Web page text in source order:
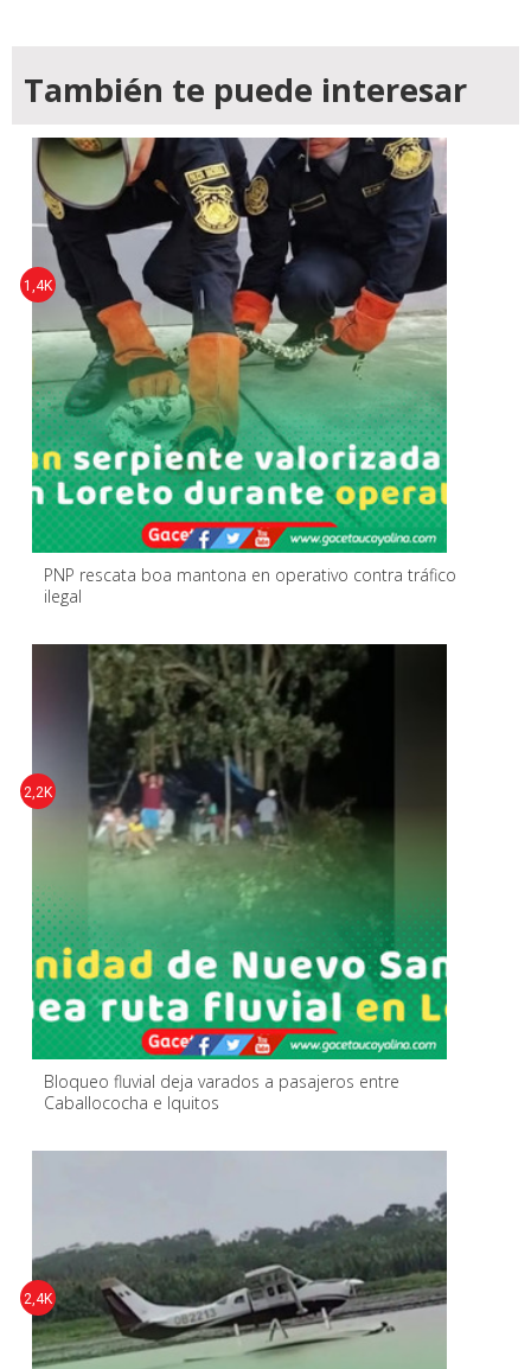
También te puede interesar
PNP rescata boa mantona en operativo contra tráfico
ilegal
1,4K
Bloqueo fluvial deja varados a pasajeros entre
Caballococha e Iquitos
2,2K
2,4K